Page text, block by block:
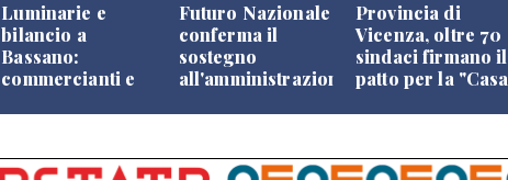
Luminarie e
bilancio a
Bassano:
commercianti e
Futuro Nazionale
conferma il
sostegno
all'amministrazione
Provincia di
Vicenza, oltre 70
sindaci firmano il
patto per la "Casa